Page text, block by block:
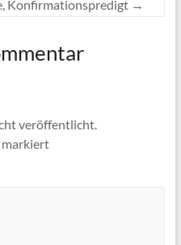
Konfirmationspredigt →
veröffentlicht.